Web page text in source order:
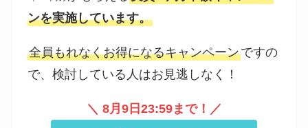
ンを実施しています。
全員もれなくお得になるキャンペーンですの
で、検討している人はお見逃しなく！
＼ 8月9日 23:59まで！／